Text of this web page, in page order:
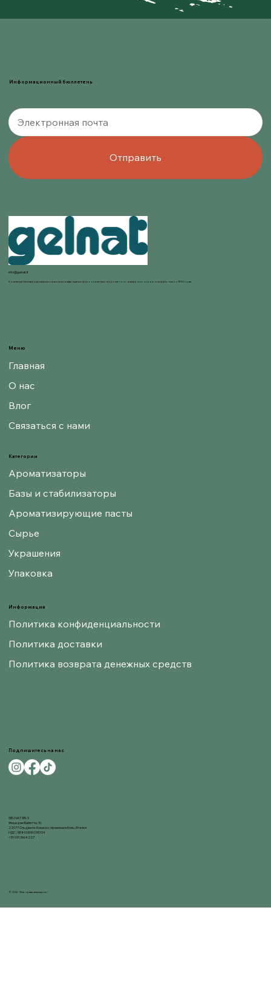
Информационный бюллетень
Отправить
info@gelnat.it
Компания Gelnat родилась из страсти ее владельцев к приготовлению мороженого, в мире, в котором они работают с 1950 года.
Информация
Политика конфиденциальности
Политика доставки
Политика возврата денежных средств
Категории
Ароматизаторы
Базы и стабилизаторы
Ароматизирующие пасты
Сырье
Украшения
Упаковка
Меню
Главная
О нас
Влог
Связаться с нами
Подпишитесь на нас
GELNAT SRLS
Улица деи Байетти, 16,
22077 Ольджате-Комаско, провинция Комо, Италия
НДС / ИНН 03980310134
+39 031 3664227
© 2025 "Все права защищены."